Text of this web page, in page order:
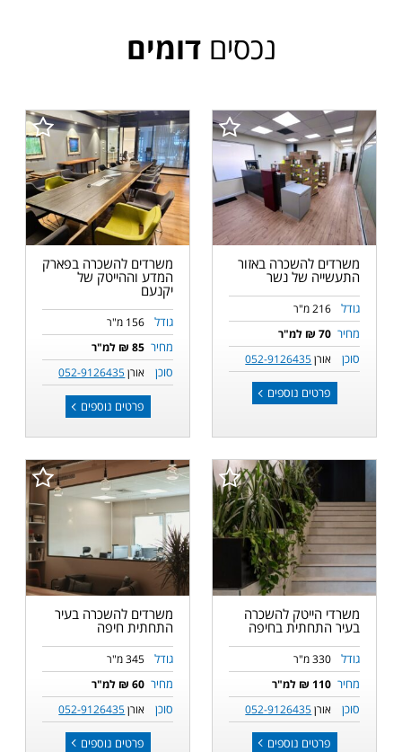
נכסיםדומים
משרדים להשכרה באזור
התעשייה של נשר
גודל 216 מ"ר
מחיר 70 ₪ למ"ר
סוכן אורן052-9126435
פרטים נוספים
משרדים להשכרה בפארק
המדע וההייטק של
יקנעם
גודל 156 מ"ר
מחיר 85 ₪ למ"ר
סוכן אורן052-9126435
פרטים נוספים
משרדי הייטק להשכרה
בעיר התחתית בחיפה
גודל 330 מ"ר
מחיר 110 ₪ למ"ר
סוכן אורן052-9126435
פרטים נוספים
משרדים להשכרה בעיר
התחתית חיפה
גודל 345 מ"ר
מחיר 60 ₪ למ"ר
סוכן אורן052-9126435
פרטים נוספים